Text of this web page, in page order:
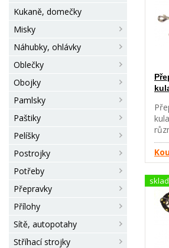
Kukaně, domečky
Misky
Náhubky, ohlávky
Oblečky
Obojky
Pamlsky
Paštiky
Pelíšky
Postrojky
Potřeby
Přepravky
Přílohy
Sítě, autopotahy
Stříhací strojky
tři